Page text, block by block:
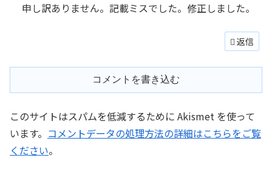
申し訳ありません。記載ミスでした。修正しました。
返信
コメントを書き込む
このサイトはスパムを低減するために Akismet を使って
います。 コメントデータの処理方法の詳細はこちらをご覧
ください。